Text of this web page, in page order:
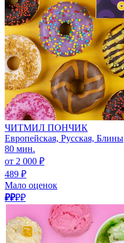
ЧИТМИЛ ПОНЧИК
Европейская, Русская, Блины
80 мин.
от 2 000 ₽
489 ₽
Мало оценок
₽₽₽₽